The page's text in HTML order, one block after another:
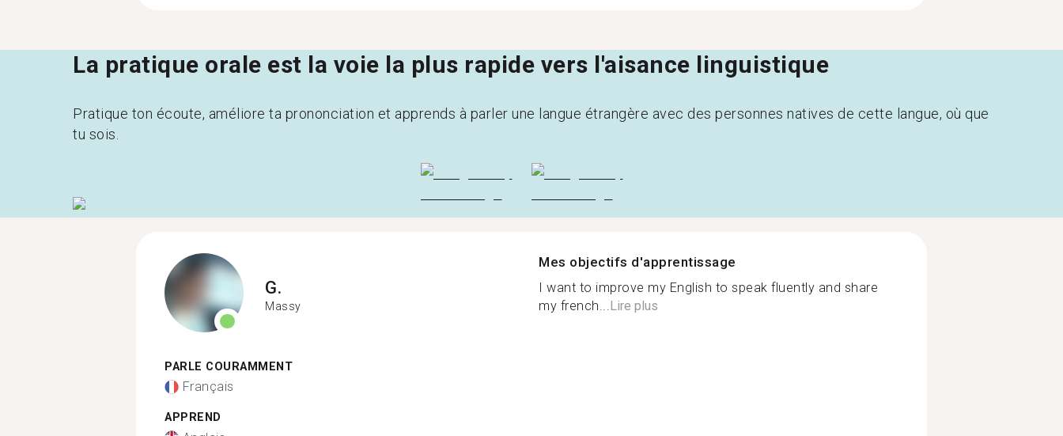
La pratique orale est la voie la plus rapide vers l'aisance linguistique
Pratique ton écoute, améliore ta prononciation et apprends à parler une langue étrangère avec des personnes natives de cette langue, où que
tu sois.
G.
Massy
PARLE COURAMMENT
Français
APPREND
Mes objectifs d'apprentissage
I want to improve my English to speak fluently and share
my french... Lire plus